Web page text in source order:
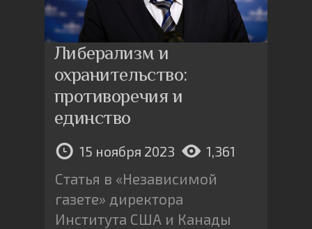
Либерализм и
охранительство:
противоречия и
единство
15 ноября 2023 1,361
Статья в «Независимой
газете» директора
Института США и Канады